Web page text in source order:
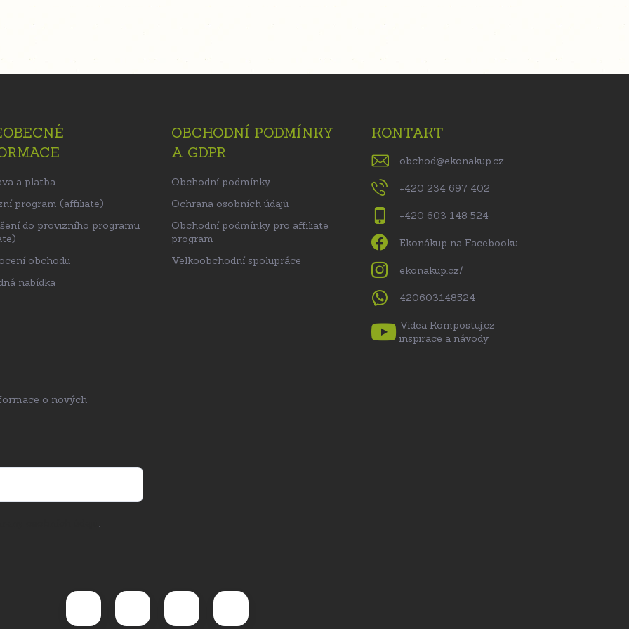
a platba
program (affiliate)
do provizního programu
obchodu
nabídka
OBCHODNÍ PODMÍNKY
A GDPR
Obchodní podmínky
Ochrana osobních údajů
Obchodní podmínky pro affiliate
program
Velkoobchodní spolupráce
KONTAKT
obchod@ekonakup.cz
+420 234 697 402
+420 603 148 524
Ekonákup na Facebooku
ekonakup.cz/
420603148524
Videa Kompostuj.cz –
inspirace a návody
o nových